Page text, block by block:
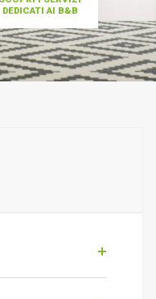
SCOPRI I SERVIZI
DEDICATI AI B&B